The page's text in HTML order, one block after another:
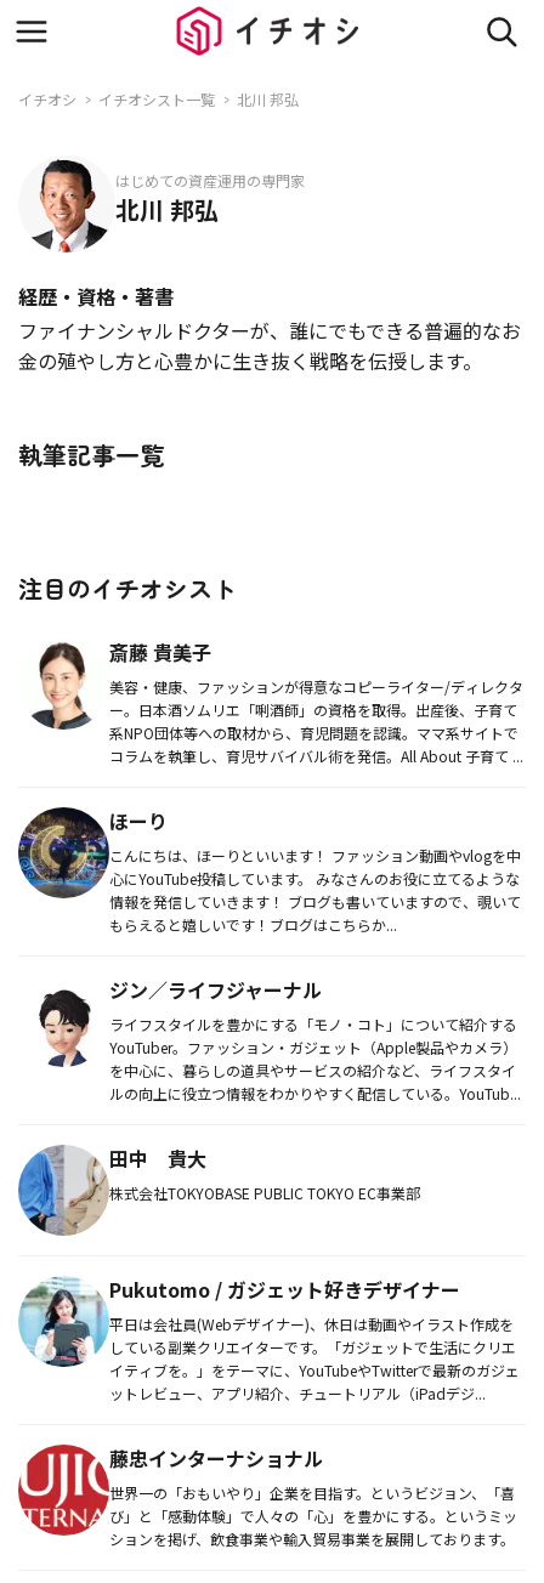
イチオシ イチオシスト一覧 北川 邦弘
はじめての資産運用の専門家
北川 邦弘
経歴・資格・著書
ファイナンシャルドクターが、誰にでもできる普遍的なお
金の殖やし方と心豊かに生き抜く戦略を伝授します。
執筆記事一覧
注目のイチオシスト
斎藤 貴美子
美容・健康、ファッションが得意なコピーライター/ディレクタ
ー。日本酒ソムリエ「唎酒師」の資格を取得。出産後、子育て
系NPO団体等への取材から、育児問題を認識。ママ系サイトで
コラムを執筆し、育児サバイバル術を発信。All About 子育て ...
ほーり
こんにちは、ほーりといいます！ ファッション動画やvlogを中
心にYouTube投稿しています。 みなさんのお役に立てるような
情報を発信していきます！ ブログも書いていますので、覗いて
もらえると嬉しいです！ブログはこちらか...
ジン／ライフジャーナル
ライフスタイルを豊かにする「モノ・コト」について紹介する
YouTuber。ファッション・ガジェット（Apple製品やカメラ）
を中心に、暮らしの道具やサービスの紹介など、ライフスタイ
ルの向上に役立つ情報をわかりやすく配信している。YouTub...
田中 貴大
株式会社TOKYOBASE PUBLIC TOKYO EC事業部
Pukutomo / ガジェット好きデザイナー
平日は会社員(Webデザイナー)、休日は動画やイラスト作成を
している副業クリエイターです。「ガジェットで生活にクリエ
イティブを。」をテーマに、YouTubeやTwitterで最新のガジェ
ットレビュー、アプリ紹介、チュートリアル（iPadデジ...
藤忠インターナショナル
​世界一の「おもいやり」企業を目指す。というビジョン、「喜
び」と「感動体験」で人々の「心」を豊かにする。というミッ
ションを掲げ、飲食事業や輸入貿易事業を展開しております。